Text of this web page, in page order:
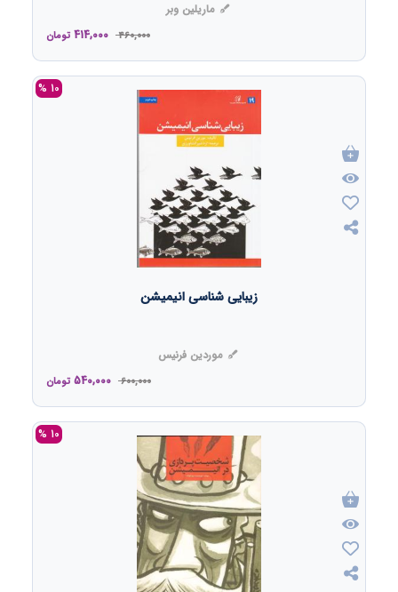
ماریلین وبر
460,000
414,000 تومان
10 %
زیبایی شناسی انیمیشن
موردین فرنیس
600,000
540,000 تومان
10 %